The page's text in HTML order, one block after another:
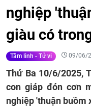
nghiệp
giàu có
Tâm linh - Tử vi 09/06/
Thứ Ba 10/6/2025,
con giáp đón cơn
nghiệp 'thuận buồm